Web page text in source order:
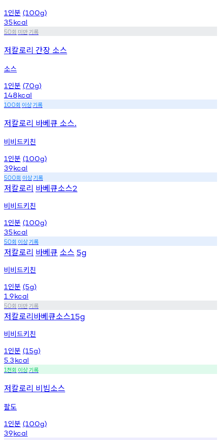
1 인분 (100g)
35kcal
50회 미만기록
저칼로리 간장 소스
소스
1 인분 (70g)
148kcal
100회 이상기록
저칼로리 바베큐 소스.
비비드키친
1 인분 (100g)
39kcal
500회 이상기록
저칼로리 바베큐소스2
비비드키친
1 인분 (100g)
35kcal
50회 이상기록
저칼로리 바베큐 소스 5g
비비드키친
1 인분 (5g)
1.9kcal
50회 미만기록
저칼로리바베큐소스15g
비비드키친
1 인분 (15g)
5.3kcal
1천회 이상기록
저칼로리 비빔소스
팔도
1 인분 (100g)
39kcal